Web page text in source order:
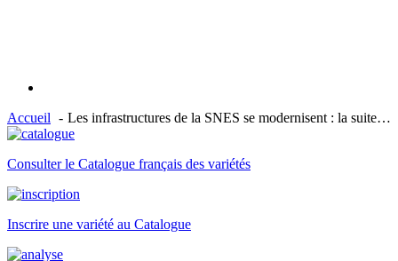
Accueil Les infrastructures de la SNES se modernisent : la suite…
Consulter le Catalogue français des variétés
Inscrire une variété au Catalogue